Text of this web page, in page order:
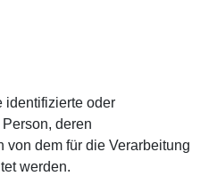
identifizierte oder
deren
von dem für die Verarbeitung
werden.